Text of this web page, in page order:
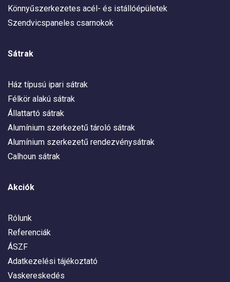
Könnyűszerkezetes acél- és istállóépületek
Szendvicspaneles csarnokok
Sátrak
Ház típusú ipari sátrak
Félkör alakú sátrak
Állattartó sátrak
Alumínium szerkezetű tároló sátrak
Alumínium szerkezetű rendezvénysátrak
Calhoun sátrak
Akciók
Rólunk
Referenciák
ÁSZF
Adatkezelési tájékoztató
Vaskereskedés